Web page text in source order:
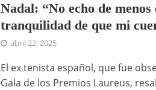
Nadal: “No echo de
tranquilidad de que mi
abril 22, 2025
El ex tenista español, que fue
Gala de los Premios Laureus,